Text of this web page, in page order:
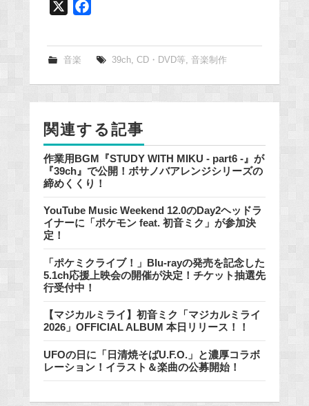
e
k
音楽 39ch, CD・DVD等, 音楽制作
関連する記事
作業用BGM『STUDY WITH MIKU - part6 -』が
『39ch』で公開！ボサノバアレンジシリーズの
締めくくり！
YouTube Music Weekend 12.0のDay2ヘッドラ
イナーに「ポケモン feat. 初音ミク」が参加決
定！
「ポケミクライブ！」Blu-rayの発売を記念した
5.1ch応援上映会の開催が決定！チケット抽選先
行受付中！
【マジカルミライ】初音ミク「マジカルミライ
2026」OFFICIAL ALBUM 本日リリース！！
UFOの日に「日清焼そばU.F.O.」と濃厚コラボ
レーション！イラスト＆楽曲の公募開始！